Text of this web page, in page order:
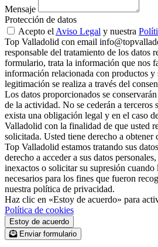
Mensaje
Protección de datos
Acepto el Aviso Legal y nuestra
Top Valladolid con email
responsable del tratamiento de los datos
formulario, trata la información que nos
información relacionada con productos
legitimación se realiza a través del
Los datos proporcionados se
de la actividad. No se cederán a terceros
exista una obligación legal y en el caso
Valladolid con la finalidad de que usted
solicitada. Usted tiene derecho a obtener
Top Valladolid estamos tratando sus
derecho a acceder a sus datos
inexactos o solicitar su supresión cuando
necesarios para los fines que fueron
nuestra política de privacidad.
Haz clic en «Estoy de acuerdo» para
Política de cookies
Estoy de acuerdo
Enviar formulario